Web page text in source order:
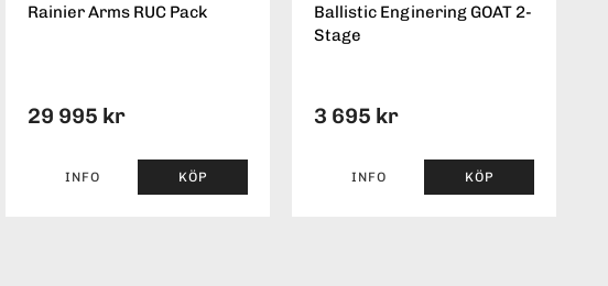
Rainier Arms RUC Pack
29 995 kr
INFO KÖP
Ballistic Enginering GOAT 2-
Stage
3 695 kr
INFO KÖP